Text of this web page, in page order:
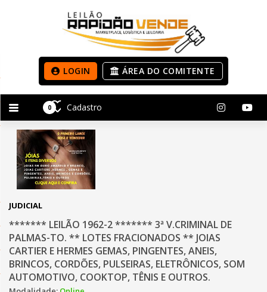
0 Cadastro
LOGIN ÁREA DO COMITENTE
JUDICIAL
******* LEILÃO 1962-2 ******* 3ª V.CRIMINAL DE
PALMAS-TO. ** LOTES FRACIONADOS ** JOIAS
CARTIER E HERMES GEMAS, PINGENTES, ANEIS,
BRINCOS, CORDÕES, PULSEIRAS, ELETRÔNICOS, SOM
AUTOMOTIVO, COOKTOP, TÊNIS E OUTROS.